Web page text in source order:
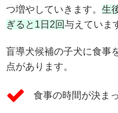
つ増やしていきます。 生
ぎると1日2回与えていま
盲導犬候補の子犬に食事
点があります。
食事の時間が決ま